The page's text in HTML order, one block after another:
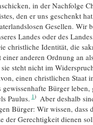
in der Nachfolge
den er uns geschenkt
Gesellen. Wir
Landes oder des
christliche Identität, die
anderen Ordnung an
steht nicht im
einen christlichen Staat
Bürger leben,
Paulus. 1
Aber deshalb
Bürger: Wir wissen, dass
der Gerechtigkeit dienen